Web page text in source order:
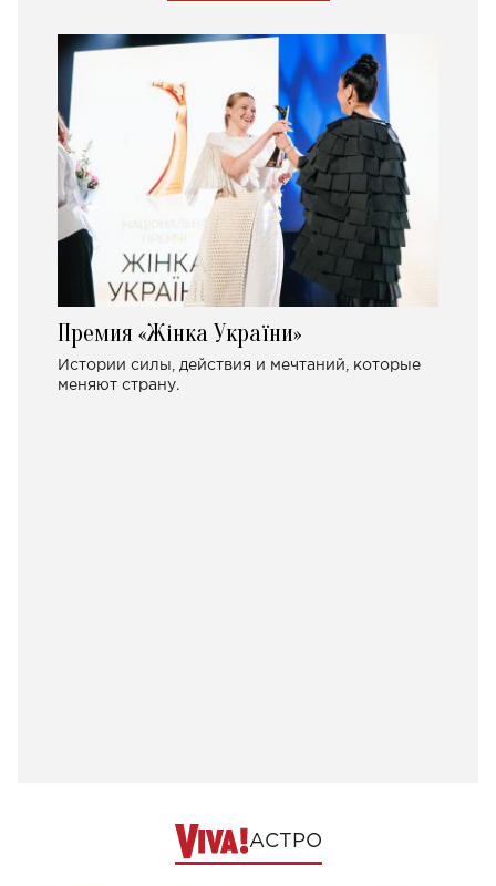
Премия «Жінка України»
Истории силы, действия и мечтаний, которые
меняют страну.
АСТРО